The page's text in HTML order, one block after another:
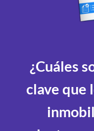
¿Cuáles
clave que